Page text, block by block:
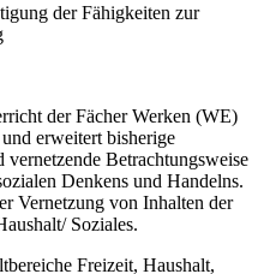
der Fähigkeiten zur
der Fächer Werken (WE)
erweitert bisherige
Betrachtungsweise
Denkens und Handelns.
Vernetzung von Inhalten der
Soziales.
Freizeit, Haushalt,